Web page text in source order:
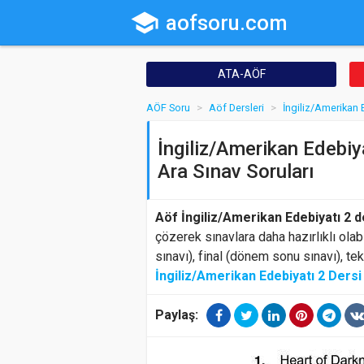
school aofsoru.com
ATA-AÖF
AÖF Soru Aöf Dersleri İngiliz/Amerikan
İngiliz/Amerikan
Ara Sınav Soruları
Aöf İngiliz/Amerikan Edebiyatı 2
çözerek sınavlara daha hazırlıklı
sınavı), final (dönem sonu sınavı),
İngiliz/Amerikan Edebiyatı 2 Dersi
Paylaş: